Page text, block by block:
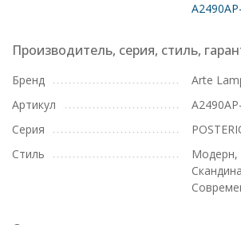
Производитель, серия, стиль,
Бренд
Arte
Артикул
Серия
Стиль
Модерн,